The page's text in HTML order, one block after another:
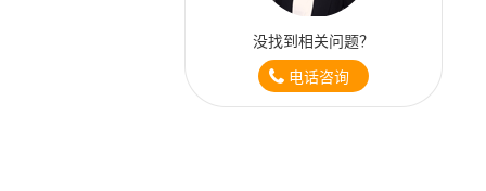
没找到相关问题？
电话咨询